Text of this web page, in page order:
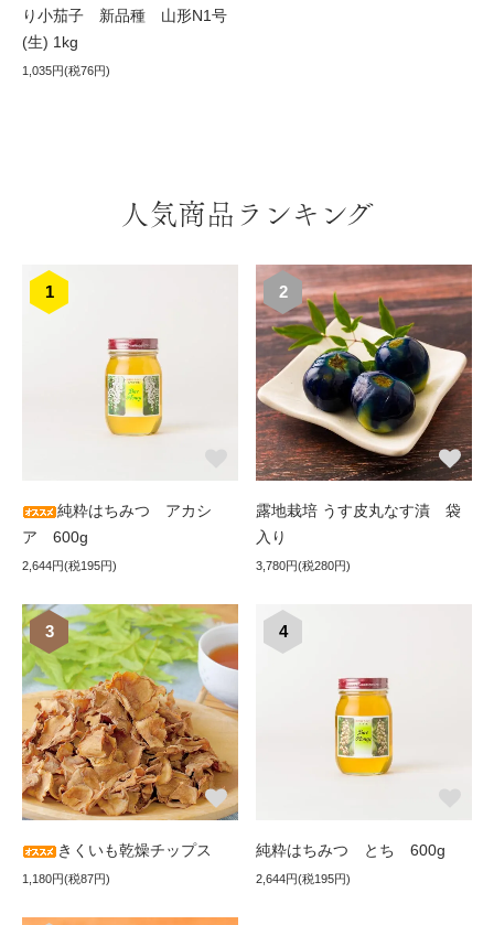
り小茄子 新品種 山形N1号
(生) 1kg
1,035円(税76円)
人気商品ランキング
1
純粋はちみつ アカシ
ア 600g
2,644円(税195円)
2
露地栽培 うす皮丸なす漬 袋
入り
3,780円(税280円)
3
きくいも乾燥チップス
1,180円(税87円)
4
純粋はちみつ とち 600g
2,644円(税195円)